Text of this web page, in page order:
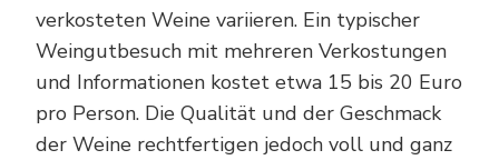
verkosteten Weine variieren. Ein typischer
Weingutbesuch mit mehreren Verkostungen
und Informationen kostet etwa 15 bis 20 Euro
pro Person. Die Qualität und der Geschmack
der Weine rechtfertigen jedoch voll und ganz